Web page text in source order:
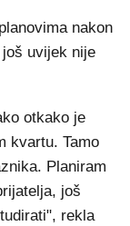
nakon
uvijek nije
otkako je
kvartu. Tamo
Planiram
još
rekla